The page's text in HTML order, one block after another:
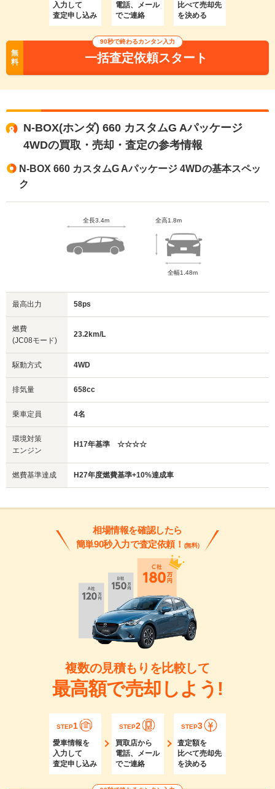
入力して
査定申し込み
電話、メール
でご連絡
比べて売却先
を決める
無
料
90秒で終わるカンタン入力
一括査定依頼スタート
N-BOX(ホンダ) 660 カスタムG Aパッケージ
4WDの買取・売却・査定の参考情報
N-BOX 660 カスタムG Aパッケージ 4WDの基本スペッ
ク
全長3.4m 全高1.8m
全幅1.48m
最高出力 58ps
燃費
(JC08モード)
23.2km/L
駆動方式 4WD
排気量 658cc
乗車定員 4名
環境対策
エンジン
H17年基準 ☆☆☆☆
燃費基準達成 H27年度燃費基準+10%達成車
相場情報を確認したら
簡単90秒入力で査定依頼！ (無料)
複数の見積もりを比較して
最高額で売却しよう!
STEP1
愛車情報を
入力して
査定申し込み
STEP2
買取店から
電話、メール
でご連絡
STEP3
査定額を
比べて売却先
を決める